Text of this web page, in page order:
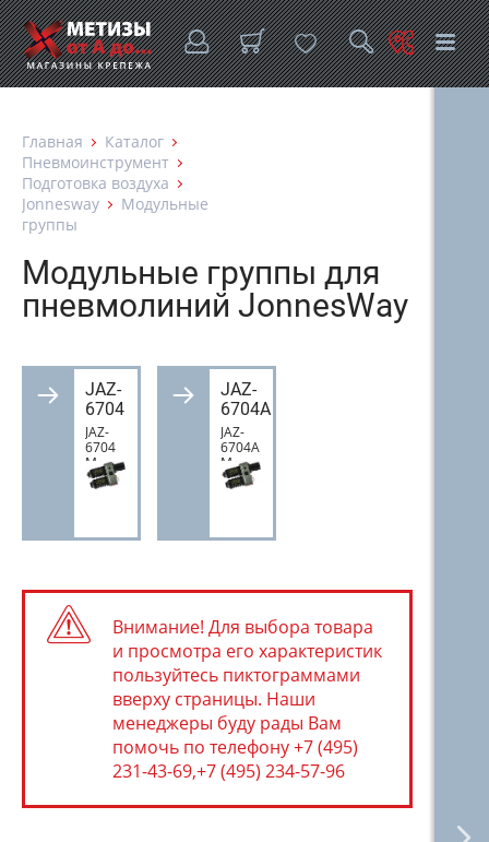
Главная
Каталог
Пневмоинструмент
Подготовка воздуха
Jonnesway
Модульные
группы
Модульные группы для
пневмолиний JonnesWay
JAZ-
6704
JAZ-
6704
Модульная
группа
для
JonnesWay
JAZ-
6704A
JAZ-
6704A
Модульная
группа
для
JonnesWay
Внимание! Для выбора товара
и просмотра его характеристик
пользуйтесь пиктограммами
вверху страницы. Наши
менеджеры буду рады Вам
помочь по телефону +7 (495)
231-43-69,+7 (495) 234-57-96